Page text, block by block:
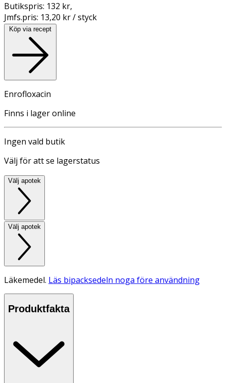
Butikspris: 132 kr,
Jmfs.pris: 13,20 kr / styck
Köp via recept
Enrofloxacin
Finns i lager online
Ingen vald butik
Välj för att se lagerstatus
Välj apotek
Välj apotek
Läkemedel. Läs bipacksedeln noga före användning
Produktfakta